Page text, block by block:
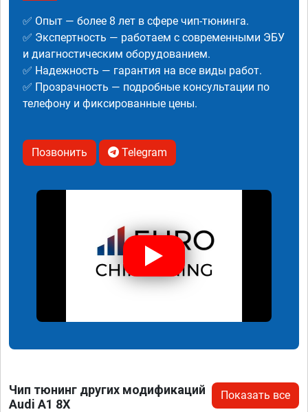
✅ Опыт — более 8 лет в сфере чип-тюнинга.
✅ Экспертность — работаем с современными ЭБУ
и диагностическим оборудованием.
✅ Надежность — гарантия на все виды работ.
✅ Прозрачность — подробные консультации по
телефону и фиксированные цены.
Позвонить Telegram
Чип тюнинг других модификаций
Audi A1 8X
Показать все